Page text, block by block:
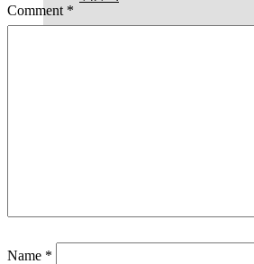
Comment *
Name *